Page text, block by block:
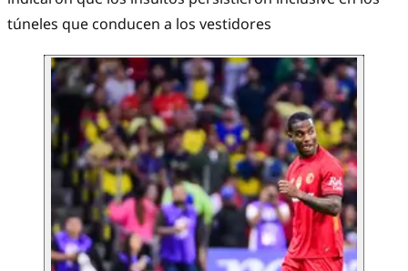
túneles que conducen a los vestidores